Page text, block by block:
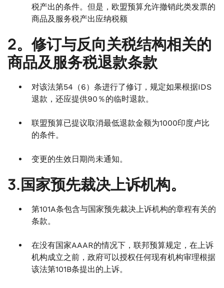
税产出的条件。但是，欧盟预算允许撤销此类发票的
商品及服务税产出应纳税额
2。修订与反向关税结构相关的
商品及服务税退款条款
对该法第54（6）条进行了修订，规定如果根据IDS
退款，还应提供90％的临时退款。
联盟预算已提议取消最低退款金额为1000印度卢比
的条件。
变更的生效日期尚未通知。
3.国家预先裁决上诉机构。
第101A条包含与国家预先裁决上诉机构的章程有关的
条款。
在没有国家AAAR的情况下，联邦预算规定，在上诉
机构成立之前，政府可以授权任何现有机构审理根据
该法第101B条提出的上诉。